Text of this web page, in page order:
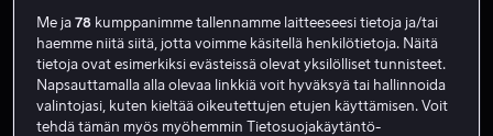
Anna Camp
Näyttelijä Vieras
Me ja78 kumppanimme tallennamme laitteeseesi tietoja ja/tai
haemme niitä siitä, jotta voimme käsitellä henkilötietoja. Näitä
tietoja ovat esimerkiksi evästeissä olevat yksilölliset tunnisteet.
Napsauttamalla alla olevaa linkkiä voit hyväksyä tai hallinnoida
valintojasi, kuten kieltää oikeutettujen etujen käyttämisen. Voit
tehdä tämän myös myöhemmin Tietosuojakäytäntö-